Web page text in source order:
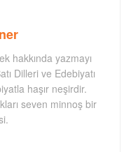
hakkında yazmayı
Dilleri ve Edebiyatı
haşır neşirdir.
seven minnoş bir